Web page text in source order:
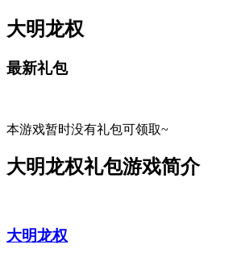
大明龙权
最新礼包
本游戏暂时没有礼包可领取~
大明龙权礼包游戏简介
大明龙权